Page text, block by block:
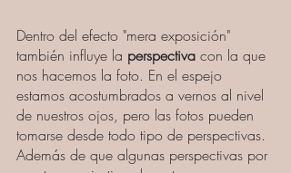
Dentro del efecto "mera exposición"
también influye la perspectiva con la que
nos hacemos la foto. En el espejo
estamos acostumbrados a vernos al nivel
de nuestros ojos, pero las fotos pueden
tomarse desde todo tipo de perspectivas.
Además de que algunas perspectivas por